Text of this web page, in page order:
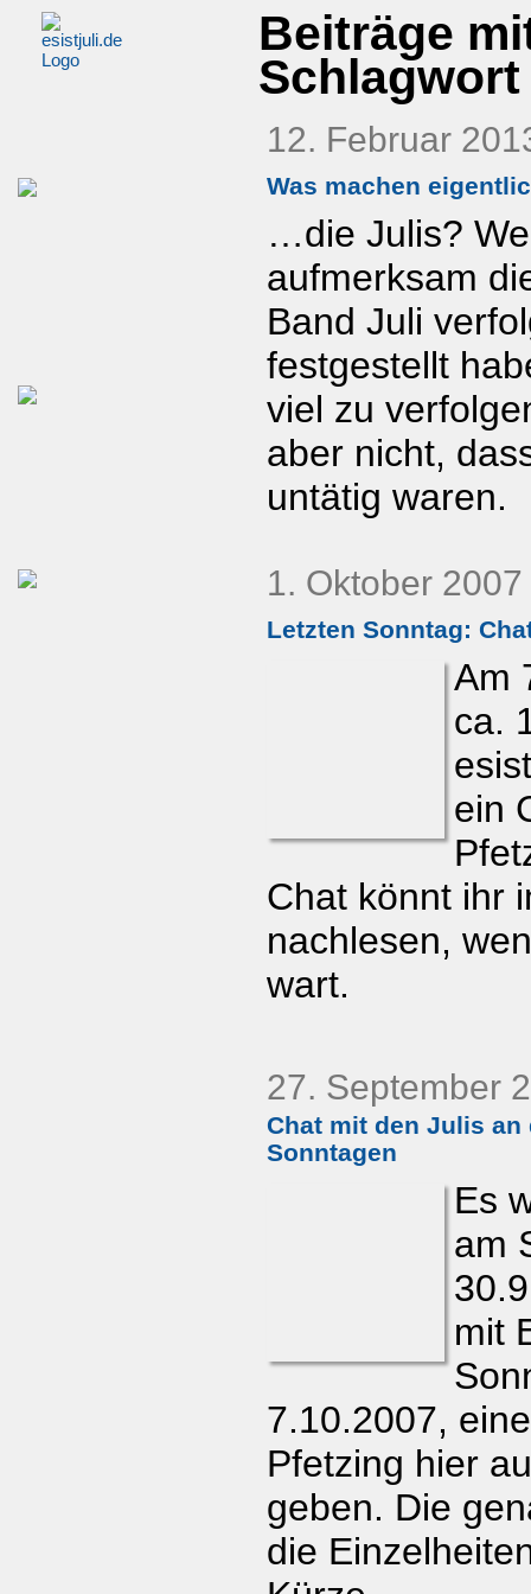
Beiträge
12. Februar
Was machen
…die Julis?
aufmerksam
Band Juli
festgestellt
viel zu
aber nicht,
untätig waren.
1. Oktober 2007
Letzten Sonntag:
Am
ca.
ein
Chat könnt ihr
nachlesen,
wart.
27. September
Chat mit den Julis
Sonntagen
Es
am
mit
7.10.2007,
Pfetzing hier
geben. Die
die